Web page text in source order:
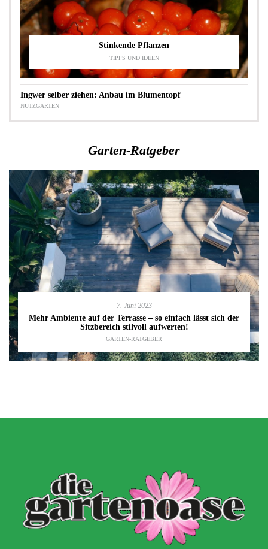
Stinkende Pflanzen
TIPPS UND IDEEN
Ingwer selber ziehen: Anbau im Blumentopf
NUTZGARTEN
Garten-Ratgeber
7. Juni 2023
Mehr Ambiente auf der Terrasse – so einfach lässt sich der
Sitzbereich stilvoll aufwerten!
GARTEN-RATGEBER